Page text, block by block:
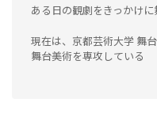
ある日の観劇をきっかけ
現在は、京都芸術大学 舞
舞台美術を専攻している